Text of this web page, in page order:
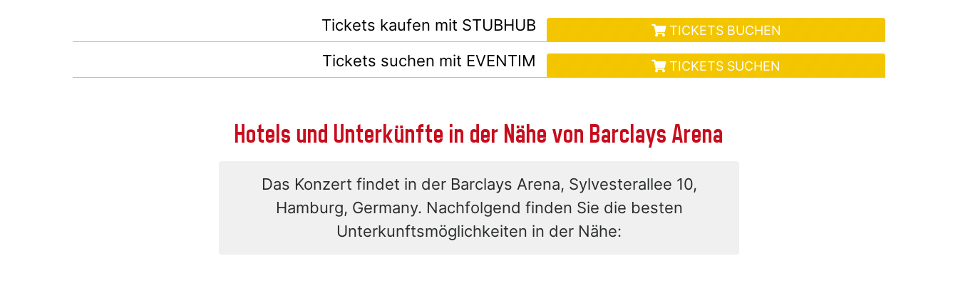
Tickets kaufen mit STUBHUB TICKETS BUCHEN
Tickets suchen mit EVENTIM TICKETS SUCHEN
Hotels und Unterkünfte in der Nähe von Barclays Arena
Das Konzert findet in der Barclays Arena, Sylvesterallee 10,
Hamburg, Germany. Nachfolgend finden Sie die besten
Unterkunftsmöglichkeiten in der Nähe: